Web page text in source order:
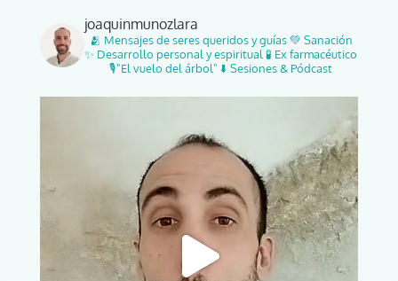
joaquinmunozlara
🫂 Mensajes de seres queridos y guías 💚 Sanación
✨ Desarrollo personal y espiritual 🧪 Ex farmacéutico
🎙️"El vuelo del árbol" ⬇️ Sesiones & Pódcast